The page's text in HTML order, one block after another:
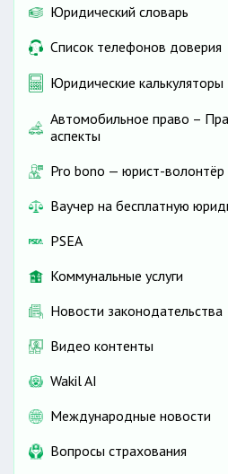
Юридический словарь
Список телефонов доверия
Юридические калькуляторы
Автомобильное право –
аспекты
Pro bono — юрист-волонтёр
Ваучер на бесплатную
PSEA
Коммунальные услуги
Новости законодательства
Видео контенты
Wakil AI
Международные новости
Вопросы страхования